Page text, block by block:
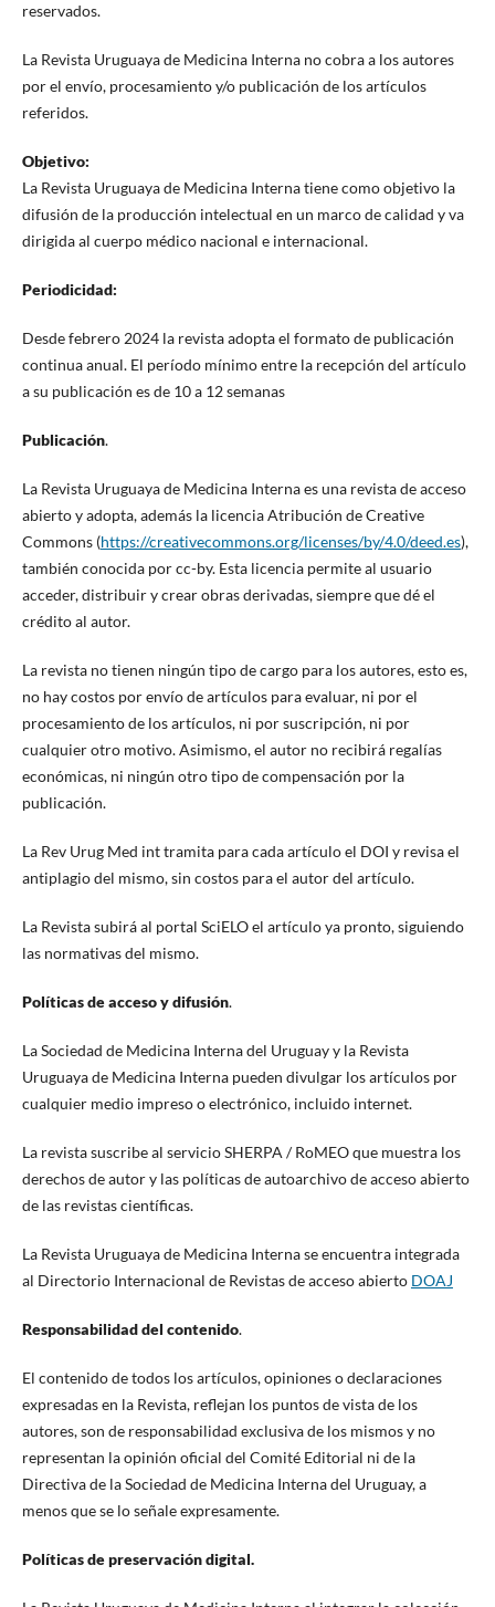
reservados.
La Revista Uruguaya de Medicina Interna no cobra a los autores
por el envío, procesamiento y/o publicación de los artículos
referidos.
Objetivo:
La Revista Uruguaya de Medicina Interna tiene como objetivo la
difusión de la producción intelectual en un marco de calidad y va
dirigida al cuerpo médico nacional e internacional.
Periodicidad:
Desde febrero 2024 la revista adopta el formato de publicación
continua anual. El período mínimo entre la recepción del artículo
a su publicación es de 10 a 12 semanas
Publicación.
La Revista Uruguaya de Medicina Interna es una revista de acceso
abierto y adopta, además la licencia Atribución de Creative
Commons (https://creativecommons.org/licenses/by/4.0/deed.es),
también conocida por cc-by. Esta licencia permite al usuario
acceder, distribuir y crear obras derivadas, siempre que dé el
crédito al autor.
La revista no tienen ningún tipo de cargo para los autores, esto es,
no hay costos por envío de artículos para evaluar, ni por el
procesamiento de los artículos, ni por suscripción, ni por
cualquier otro motivo. Asimismo, el autor no recibirá regalías
económicas, ni ningún otro tipo de compensación por la
publicación.
La Rev Urug Med int tramita para cada artículo el DOI y revisa el
antiplagio del mismo, sin costos para el autor del artículo.
La Revista subirá al portal SciELO el artículo ya pronto, siguiendo
las normativas del mismo.
Políticas de acceso y difusión.
La Sociedad de Medicina Interna del Uruguay y la Revista
Uruguaya de Medicina Interna pueden divulgar los artículos por
cualquier medio impreso o electrónico, incluido internet.
La revista suscribe al servicio SHERPA / RoMEO que muestra los
derechos de autor y las políticas de autoarchivo de acceso abierto
de las revistas científicas.
La Revista Uruguaya de Medicina Interna se encuentra integrada
al Directorio Internacional de Revistas de acceso abierto DOAJ
Responsabilidad del contenido.
El contenido de todos los artículos, opiniones o declaraciones
expresadas en la Revista, reflejan los puntos de vista de los
autores, son de responsabilidad exclusiva de los mismos y no
representan la opinión oficial del Comité Editorial ni de la
Directiva de la Sociedad de Medicina Interna del Uruguay, a
menos que se lo señale expresamente.
Políticas de preservación digital.